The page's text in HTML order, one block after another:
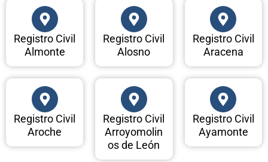
Registro Civil
Almonte
Registro Civil
Alosno
Registro Civil
Aracena
Registro Civil
Aroche
Registro Civil
Arroyomolin
os de León
Registro Civil
Ayamonte